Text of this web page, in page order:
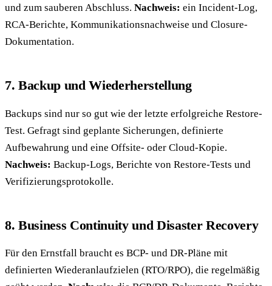
und zum sauberen Abschluss. Nachweis: ein Incident-Log,
RCA-Berichte, Kommunikationsnachweise und Closure-
Dokumentation.
7. Backup und Wiederherstellung
Backups sind nur so gut wie der letzte erfolgreiche Restore-
Test. Gefragt sind geplante Sicherungen, definierte
Aufbewahrung und eine Offsite- oder Cloud-Kopie.
Nachweis: Backup-Logs, Berichte von Restore-Tests und
Verifizierungsprotokolle.
8. Business Continuity und Disaster Recovery
Für den Ernstfall braucht es BCP- und DR-Pläne mit
definierten Wiederanlaufzielen (RTO/RPO), die regelmäßig